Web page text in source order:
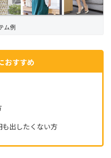
ム例
おすすめ
出したくない方